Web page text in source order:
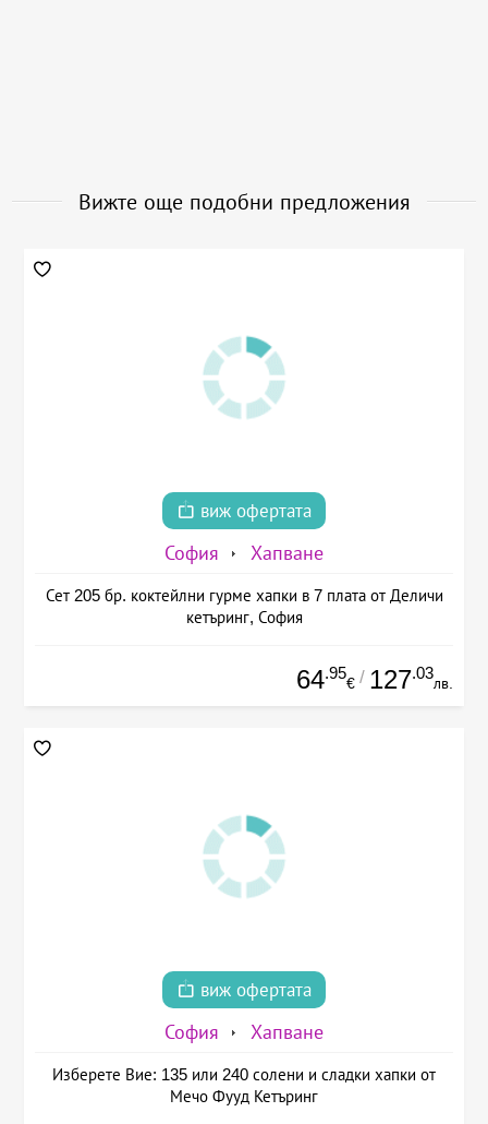
Вижте още подобни предложения
виж офертата
София Хапване
Сет 205 бр. коктейлни гурме хапки в 7 плата от Деличи
кетъринг, София
64.95
€ / 127.03
лв.
виж офертата
София Хапване
Изберете Вие: 135 или 240 солени и сладки хапки от
Мечо Фууд Кетъринг